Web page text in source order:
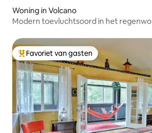
Woning in Volcano
Modern toevluchtsoord in het
Topfavoriet van gasten
Favoriet van gasten